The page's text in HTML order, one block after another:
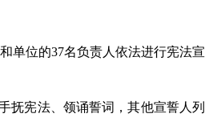
单位的37名负责人依法进行宪法宣
抚宪法、领诵誓词，其他宣誓人列